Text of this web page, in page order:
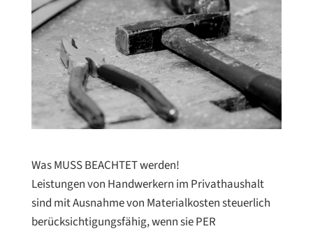
Was MUSS BEACHTET werden!
Leistungen von Handwerkern im Privathaushalt
sind mit Ausnahme von Materialkosten steuerlich
berücksichtigungsfähig, wenn sie PER